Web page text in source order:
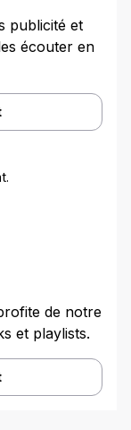
publicité et
écouter en
de notre
et playlists.